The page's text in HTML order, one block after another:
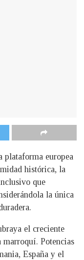
plataforma europea
histórica, la
que
la única
el creciente
Potencias
España y el